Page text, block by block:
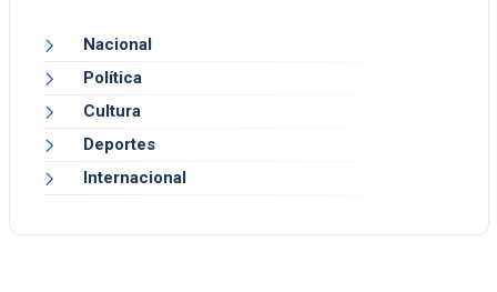
Nacional
Política
Cultura
Deportes
Internacional